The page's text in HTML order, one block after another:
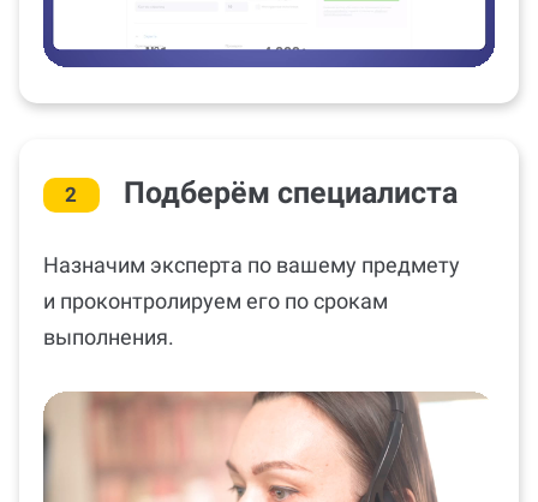
2 Подберём специалиста
Назначим эксперта по вашему предмету
и проконтролируем его по срокам
выполнения.